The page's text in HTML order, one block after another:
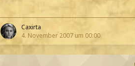
Caxirta
4. November 2007 um 00:00